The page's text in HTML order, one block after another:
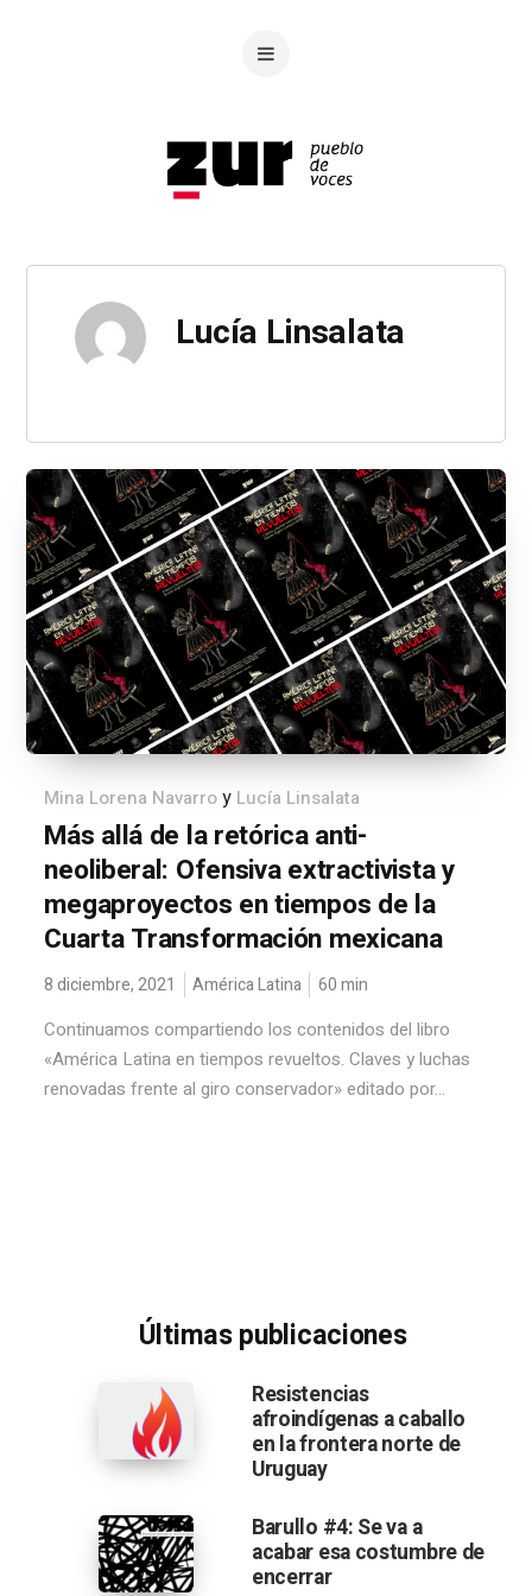
Lucía Linsalata
Mina Lorena Navarroy Lucía Linsalata
Más allá de la retórica anti-
neoliberal: Ofensiva extractivista y
megaproyectos en tiempos de la
Cuarta Transformación mexicana
8 diciembre, 2021 América Latina 60 min
Continuamos compartiendo los contenidos del libro
«América Latina en tiempos revueltos. Claves y luchas
renovadas frente al giro conservador» editado por...
Últimas publicaciones
Resistencias
afroindígenas a caballo
en la frontera norte de
Uruguay
Barullo #4: Se va a
acabar esa costumbre de
encerrar